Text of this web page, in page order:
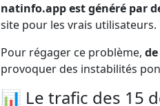
natinfo.app est généré par
site pour les vrais utilisateurs.
Pour régager ce problème,
provoquer des instabilités
📊 Le trafic des 15